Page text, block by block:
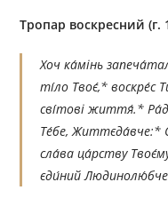
Тропар воскресний (г.
Хоч ка́мінь
ті́ло Твоє́,* воскре́с
сві́тові життя́.*
Те́бе, Життєда́вче:*
сла́ва ца́рству
єди́ний